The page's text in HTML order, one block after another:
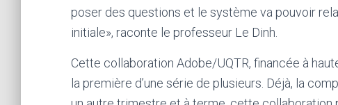
poser des questions et le système va pouvoir
initiale», raconte le professeur Le Dinh.
Cette collaboration Adobe/UQTR, financée à
la première d’une série de plusieurs. Déjà, la